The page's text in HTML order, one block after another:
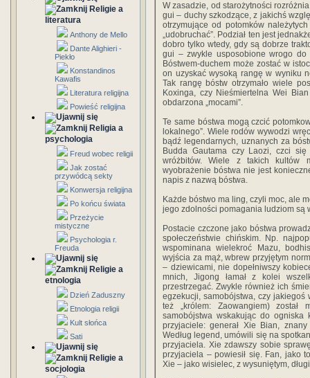
Religie a
literatura
Anthony de Mello
Dante Alighieri -
Piekło
Konstandinos
Kawafis
Literatura religijna
Powieść religijna
Religia a
psychologia
Freud wobec religii
Jak zostać
przywódcą sekty
Konwersja religijna
Po końcu świata
Przeżycie
mistyczne
Psychologia r.
Freuda
Religie a
etnologia
Dzień Zaduszny
Etnologia religii
Kult słońca
Sati
Religie a
socjologia
W zasadzie, od starożytności
gui – duchy szkodzące, z jakichś
otrzymujące od potomków
„udobruchać”. Podział ten jest
dobro tylko wtedy, gdy są dobrze
gui – zwykle usposobione wrogo do
Bóstwem-duchem może zostać w
on uzyskać wysoką rangę w wyniku
Tak rangę bóstw otrzymało wiele
Koxinga, czy Nieśmiertelna Wei
obdarzona „mocami”.
Te same bóstwa mogą czcić
lokalnego”. Wiele rodów wywodzi
bądź legendarnych, uznanych za
Budda Gautama czy Laozi, czci się
wróżbitów. Wiele z takich kultów
wyobrażenie bóstwa nie jest
napis z nazwą bóstwa.
Każde bóstwo ma ling, czyli moc, ale
jego zdolności pomagania ludziom są
Postacie czczone jako bóstwa
społeczeństwie chińskim. Np.
wspominana wielekroć Mazu,
wyjścia za mąż, wbrew przyjętym
– dziewicami, nie dopełniwszy
mnich, Jigong łamał z kolei
przestrzegać. Zwykle również ich
egzekucji, samobójstwa, czy
też „królem: Zaowangiem)
samobójstwa wskakując do
przyjaciele: generał Xie Bian,
Według legend, umówili się na
przyjaciela. Xie zdawszy sobie
przyjaciela – powiesił się. Fan, jako
Xie – jako wisielec, z wysuniętym,